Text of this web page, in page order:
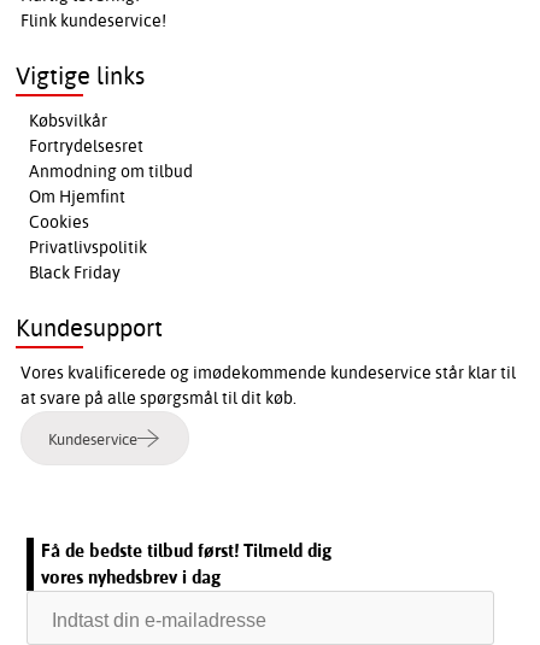
Flink kundeservice!
Vigtige links
Købsvilkår
Fortrydelsesret
Anmodning om tilbud
Om Hjemfint
Cookies
Privatlivspolitik
Black Friday
Kundesupport
Vores kvalificerede og imødekommende kundeservice står klar til
at svare på alle spørgsmål til dit køb.
Kundeservice
Få de bedste tilbud først! Tilmeld dig
vores nyhedsbrev i dag